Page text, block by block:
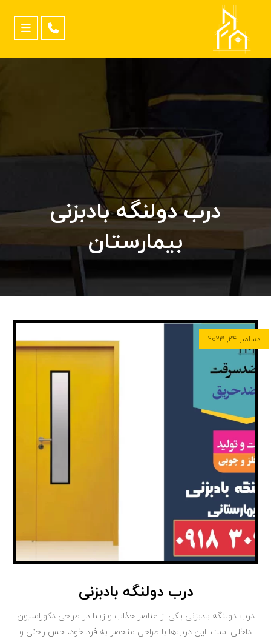
درب دولنگه بادبزنی
بیمارستان
درب دولنگه بادبزنی
دسامبر ۲۴, ۲۰۲۳
درب دولنگه بادبزنی یکی از عناصر جذاب و زیبا در طراحی دکوراسیون
داخلی است. این درب‌ها با طراحی منحصر به فرد خود، حس راحتی و